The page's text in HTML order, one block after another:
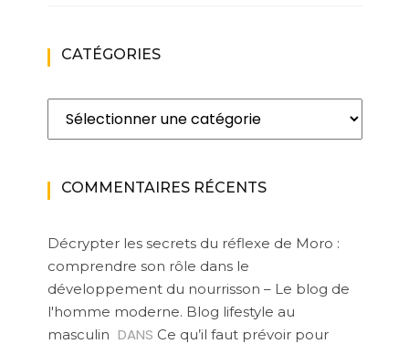
CATÉGORIES
Catégories
COMMENTAIRES RÉCENTS
Décrypter les secrets du réflexe de Moro :
comprendre son rôle dans le
développement du nourrisson – Le blog de
l'homme moderne. Blog lifestyle au
masculin DANS Ce qu’il faut prévoir pour